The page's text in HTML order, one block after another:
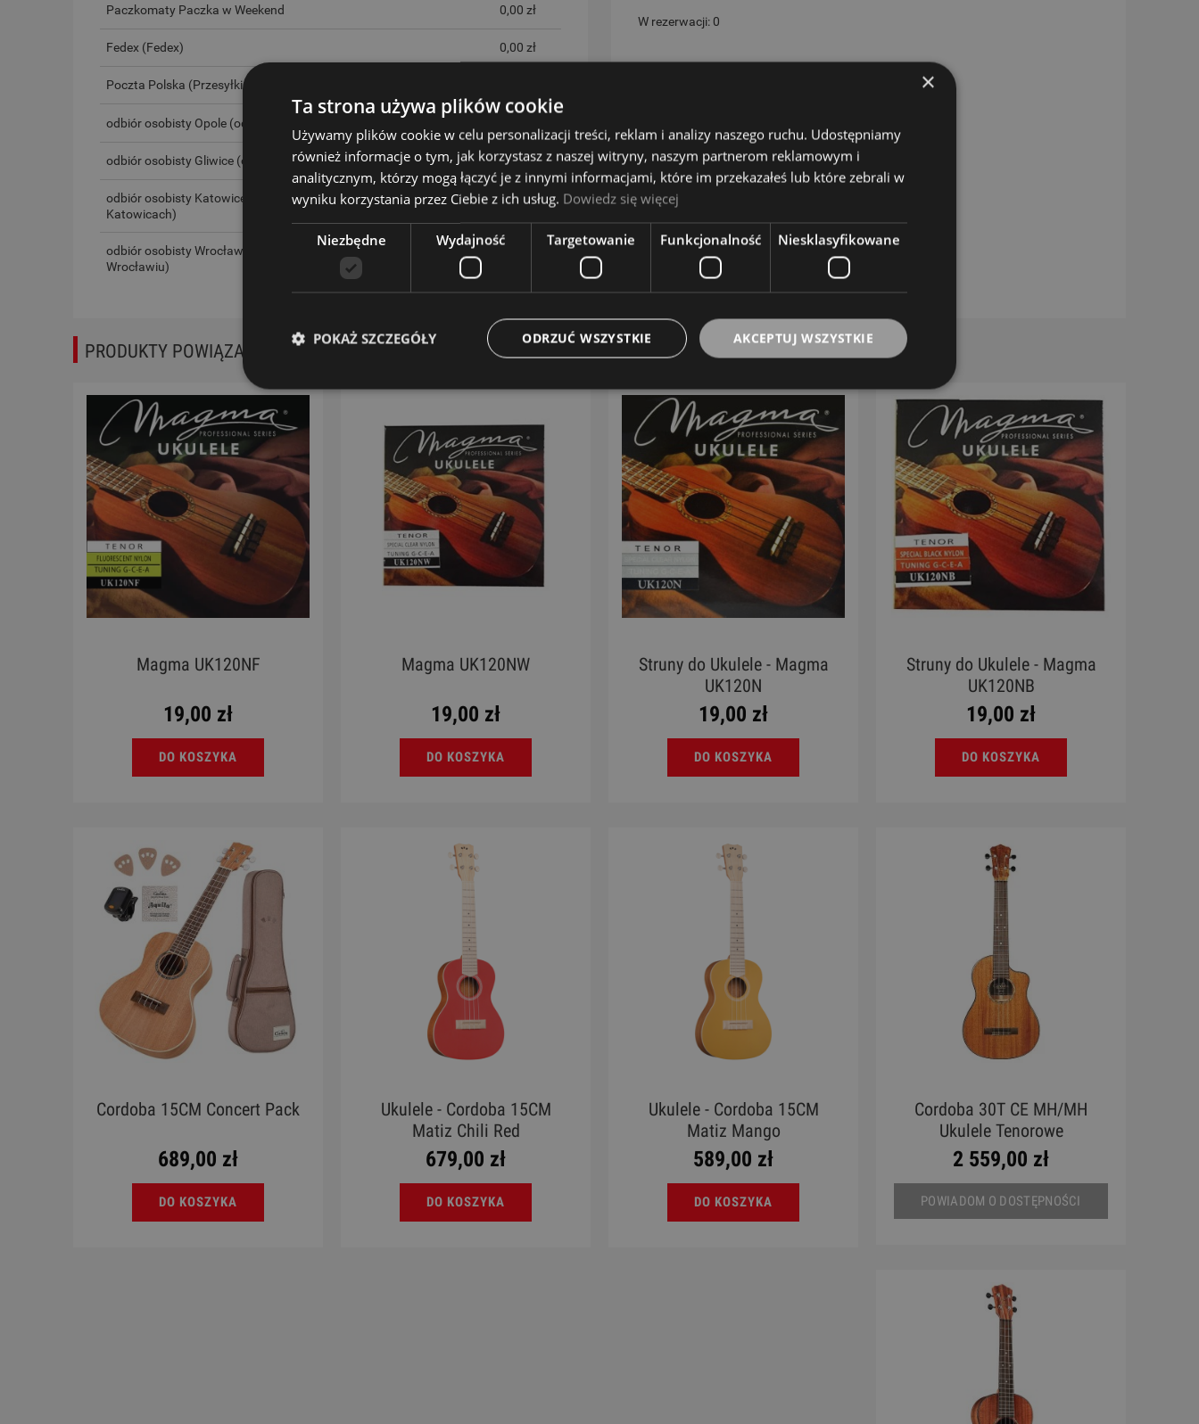
Paczkomaty Paczka w Weekend 0,00 zł
Fedex (Fedex) 0,00 zł
Poczta Polska (Przesyłki poczty Polskiej)
odbiór osobisty Opole (odbiór w siedzibie firmy w Opolu)
odbiór osobisty Gliwice (odbiór w siedzibie firmy w Gliwicach) 0,00 zł
odbiór osobisty Katowice
(odbiór w siedzibie firmy w
Katowicach)
0,00 zł
odbiór osobisty Wrocław (odbiór w siedzibie firmy we
Wrocławiu)
W rezerwacji: 0
PRODUKTY POWIĄZANE
Magma UK120NF
19,00 zł
DO KOSZYKA
Magma UK120NW
19,00 zł
DO KOSZYKA
Struny do Ukulele - Magma
UK120N
19,00 zł
DO KOSZYKA
Struny do Ukulele - Magma
UK120NB
19,00 zł
DO KOSZYKA
Cordoba 15CM Concert Pack
689,00 zł
DO KOSZYKA
Ukulele - Cordoba 15CM
Matiz Chili Red
679,00 zł
DO KOSZYKA
Ukulele - Cordoba 15CM
Matiz Mango
589,00 zł
DO KOSZYKA
Cordoba 30T CE MH/MH
Ukulele Tenorowe
2 559,00 zł
POWIADOM O DOSTĘPNOŚCI
×
Ta strona używa plików cookie
Używamy plików cookie w celu personalizacji treści, reklam i analizy naszego ruchu. Udostępniamy
również informacje o tym, jak korzystasz z naszej witryny, naszym partnerom reklamowym i
analitycznym, którzy mogą łączyć je z innymi informacjami, które im przekazałeś lub które zebrali w
wyniku korzystania przez Ciebie z ich usług. Dowiedz się więcej
Niezbędne Wydajność Targetowanie Funkcjonalność Niesklasyfikowane
AKCEPTUJ WSZYSTKIE
ODRZUĆ WSZYSTKIE
POKAŻ SZCZEGÓŁY